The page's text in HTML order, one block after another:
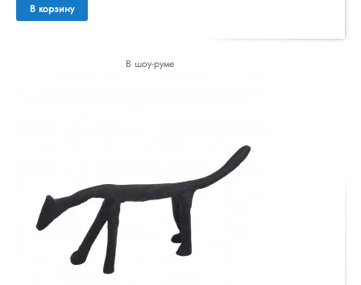
В корзину
В шоу-руме